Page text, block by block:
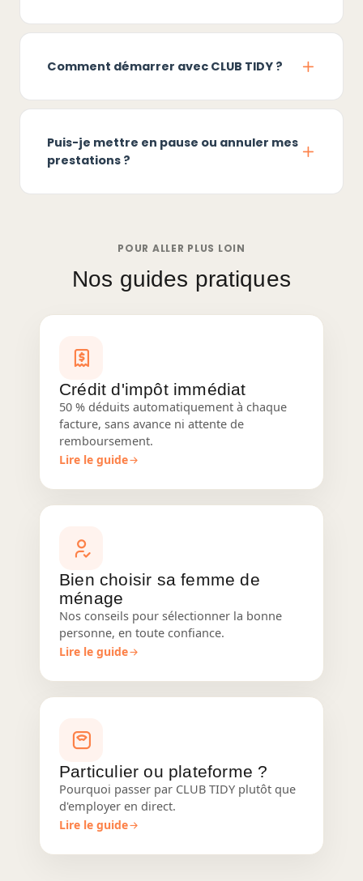
Comment démarrer avec CLUB TIDY ?
Puis-je mettre en pause ou annuler mes
prestations ?
POUR ALLER PLUS LOIN
Nos guides pratiques
Crédit d'impôt immédiat
50 % déduits automatiquement à chaque
facture, sans avance ni attente de
remboursement.
Lire le guide
Bien choisir sa femme de
ménage
Nos conseils pour sélectionner la bonne
personne, en toute confiance.
Lire le guide
Particulier ou plateforme ?
Pourquoi passer par CLUB TIDY plutôt que
d'employer en direct.
Lire le guide